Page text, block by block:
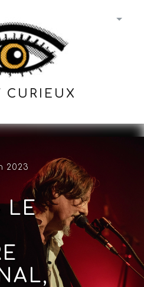
CURIEUX
2023
LE